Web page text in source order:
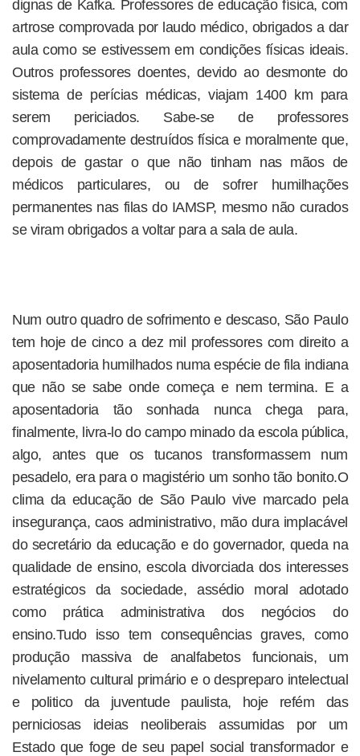
dignas de Kafka. Professores de educação física, com
artrose comprovada por laudo médico, obrigados a dar
aula como se estivessem em condições físicas ideais.
Outros professores doentes, devido ao desmonte do
sistema de perícias médicas, viajam 1400 km para
serem periciados. Sabe-se de professores
comprovadamente destruídos física e moralmente que,
depois de gastar o que não tinham nas mãos de
médicos particulares, ou de sofrer humilhações
permanentes nas filas do IAMSP, mesmo não curados
se viram obrigados a voltar para a sala de aula.
Num outro quadro de sofrimento e descaso, São Paulo
tem hoje de cinco a dez mil professores com direito a
aposentadoria humilhados numa espécie de fila indiana
que não se sabe onde começa e nem termina. E a
aposentadoria tão sonhada nunca chega para,
finalmente, livra-lo do campo minado da escola pública,
algo, antes que os tucanos transformassem num
pesadelo, era para o magistério um sonho tão bonito.O
clima da educação de São Paulo vive marcado pela
insegurança, caos administrativo, mão dura implacável
do secretário da educação e do governador, queda na
qualidade de ensino, escola divorciada dos interesses
estratégicos da sociedade, assédio moral adotado
como prática administrativa dos negócios do
ensino.Tudo isso tem consequências graves, como
produção massiva de analfabetos funcionais, um
nivelamento cultural primário e o despreparo intelectual
e politico da juventude paulista, hoje refém das
perniciosas ideias neoliberais assumidas por um
Estado que foge de seu papel social transformador e